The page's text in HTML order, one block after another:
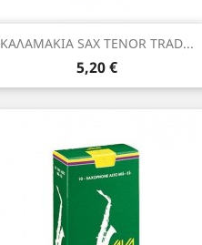
ΚΑΛΑΜΑΚΙΑ SAX TENOR TRAD...
Τιμή
5,20 €
Γρήγορη προβολή